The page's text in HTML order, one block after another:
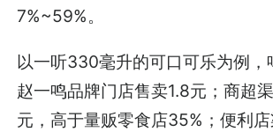
7%~59%。
以一听330毫升的可口可乐为例，
赵一鸣品牌门店售卖1.8元；商超
元，高于量贩零食店35%；便利